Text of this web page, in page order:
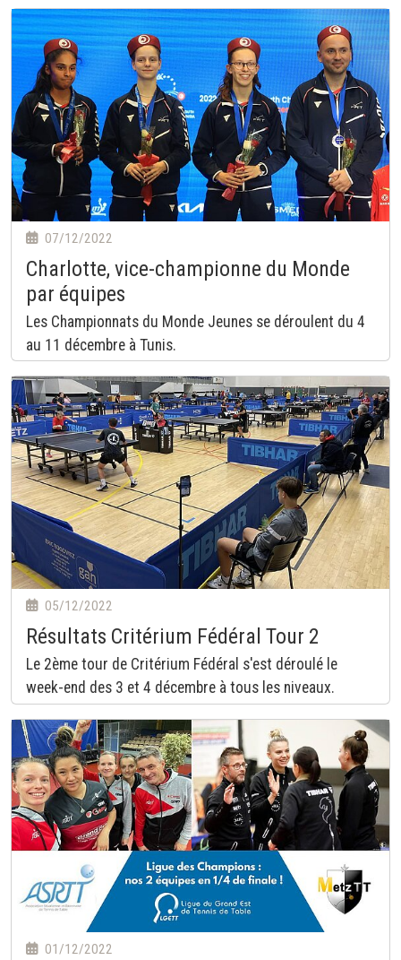
07/12/2022
Charlotte, vice-championne du Monde
par équipes
Les Championnats du Monde Jeunes se déroulent du 4
au 11 décembre à Tunis.
05/12/2022
Résultats Critérium Fédéral Tour 2
Le 2ème tour de Critérium Fédéral s'est déroulé le
week-end des 3 et 4 décembre à tous les niveaux.
01/12/2022